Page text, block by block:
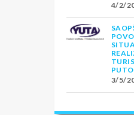
4/2/
3/5/